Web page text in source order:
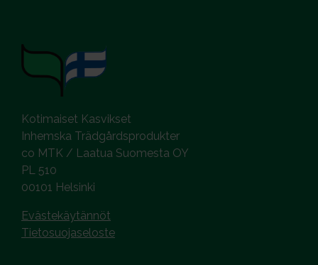
Kotimaiset Kasvikset
Inhemska Trädgårdsprodukter
co MTK / Laatua Suomesta OY
PL 510
00101 Helsinki
Evästekäytännöt
Tietosuojaseloste